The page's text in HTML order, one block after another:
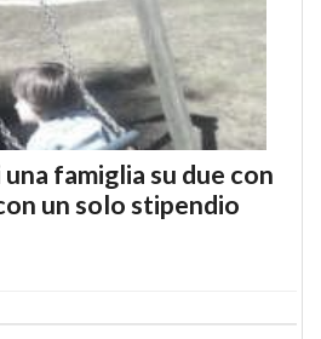
famiglia su due con
un solo stipendio